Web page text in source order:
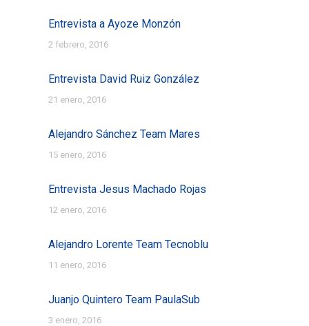
Entrevista a Ayoze Monzón
2 febrero, 2016
Entrevista David Ruiz González
21 enero, 2016
Alejandro Sánchez Team Mares
15 enero, 2016
Entrevista Jesus Machado Rojas
12 enero, 2016
Alejandro Lorente Team Tecnoblu
11 enero, 2016
Juanjo Quintero Team PaulaSub
3 enero, 2016